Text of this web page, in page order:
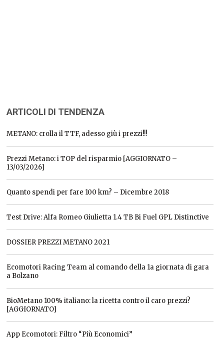
ARTICOLI DI TENDENZA
METANO: crolla il TTF, adesso giù i prezzi!!!
Prezzi Metano: i TOP del risparmio [AGGIORNATO –
13/03/2026]
Quanto spendi per fare 100 km? – Dicembre 2018
Test Drive: Alfa Romeo Giulietta 1.4 TB Bi Fuel GPL Distinctive
DOSSIER PREZZI METANO 2021
Ecomotori Racing Team al comando della 1a giornata di gara
a Bolzano
BioMetano 100% italiano: la ricetta contro il caro prezzi?
[AGGIORNATO]
App Ecomotori: Filtro “Più Economici”